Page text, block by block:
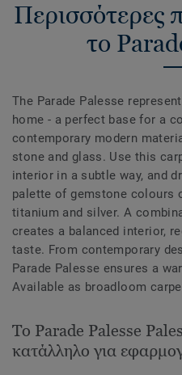
Περισσότερες
το
The Parade Palesse
home - a perfect base for a
contemporary modern
stone and glass. Use this
interior in a subtle way, and
palette of gemstone colours
titanium and silver. A
creates a balanced interior,
taste. From contemporary
Parade Palesse ensures a
Available as broadloom
Το Parade Palesse
κατάλληλο για